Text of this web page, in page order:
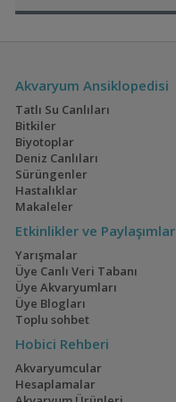
Electric Blue Acara
Geophagus Red
Head Tapajos
Ateşağız
Akvaryum Ansiklopedisi
Tatlı Su Canlıları
Bitkiler
Biyotoplar
Deniz Canlıları
Sürüngenler
Hastalıklar
Makaleler
Etkinlikler ve Paylaşımlar
Yarışmalar
Üye Canlı Veri Tabanı
Üye Akvaryumları
Üye Blogları
Toplu sohbet
Hobici Rehberi
Akvaryumcular
Hesaplamalar